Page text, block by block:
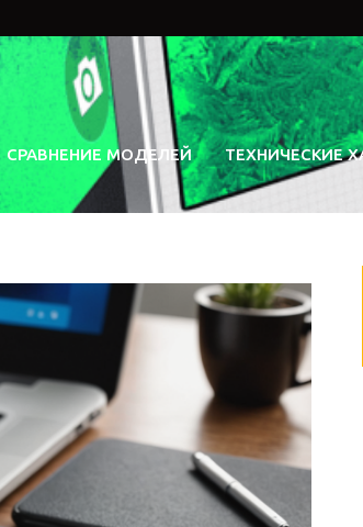
СРАВНЕНИЕ МОДЕЛЕЙ ТЕХНИЧЕСКИЕ